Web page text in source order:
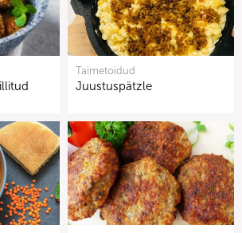
Taimetoidud
Juustuspätzle